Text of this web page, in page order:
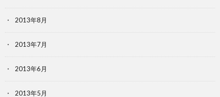
2013年8月
2013年7月
2013年6月
2013年5月